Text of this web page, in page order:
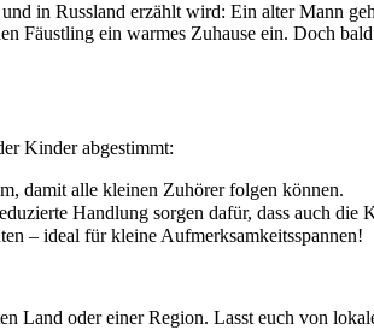
in Russland erzählt wird: Ein alter Mann
Fäustling ein warmes Zuhause ein. Doch
Kinder abgestimmt:
damit alle kleinen Zuhörer folgen können.
Handlung sorgen dafür, dass auch die
– ideal für kleine Aufmerksamkeitsspannen!
Land oder einer Region. Lasst euch von